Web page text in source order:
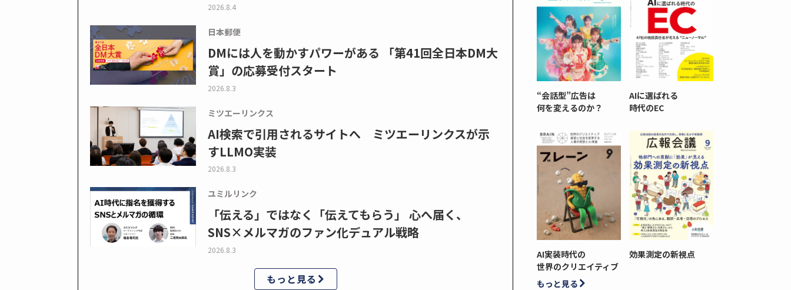
2026.8.4
日本郵便
DMには人を動かすパワーがある 「第41回全日本DM大
賞」の応募受付スタート
2026.8.3
ミツエーリンクス
AI検索で引用されるサイトへ ミツエーリンクスが示
すLLMO実装
2026.8.3
ユミルリンク
「伝える」ではなく「伝えてもらう」 心へ届く、
SNS×メルマガのファン化デュアル戦略
2026.8.3
もっと見る
“会話型”広告は
何を変えるのか？
AIに選ばれる
時代のEC
AI実装時代の
世界のクリエイティブ
効果測定の新視点
もっと見る